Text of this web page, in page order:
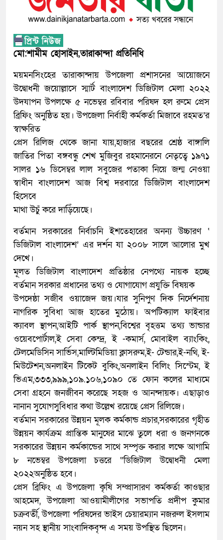
মো:শামীম হোসাইন,তারাকান্দা প্রতিনিধি
ময়মনসিংহের তারাকান্দায় উপজেলা প্রশাসনের আয়োজনে
উদ্বোধনী জয়োল্লাসে স্মার্ট বাংলাদেশ ডিজিটাল মেলা ২০২২
উদযাপন উপলক্ষে ৫ নভেম্বর রবিবার পরিষদ হল রুমে প্রেস
ব্রিফিং অনুষ্ঠিত হয়। উপজেলা নির্বাহী কর্মকর্তা মিজাবে রহমত’র
স্বাক্ষরিত
প্রেস রিলিজ থেকে জানা যায়,হাজার বছরের শ্রেষ্ঠ বাঙ্গালি
জাতির পিতা বঙ্গবন্ধু শেখ মুজিবুর রহমানেরনে নেতৃত্বে ১৯৭১
সালর ১৬ ডিসেম্বর লাল সবুজের পতাকা নিয়ে জন্ম নেওয়া
স্বাধীন বাংলাদেশ আজ বিশ্ব দরবারে ডিজিটাল বাংলাদেশ
হিসেবে
মাথা উচুঁ করে দাড়িঁয়েছে।
বর্তমান সরকারের নির্বাচনি ইশতেহারের অনন্য উচ্চারণ ‘
ডিজিটাল বাংলাদেশ’ এর দর্শন যা ২০০৮ সালে আলোর মুখ
দেখে।
মূলত ডিজিটাল বাংলাদেশ প্রতিষ্ঠার নেপথ্যে নায়ক হচ্ছে
বর্তমান সরকার প্রধানের তথ্য ও যোগাযোগ প্রযুক্তি বিষয়ক
উপদেষ্ঠা সজীব ওয়াজেদ জয়।যার সুনিপুণ দিক নির্দেশনায়
নাগরিক সুবিধা আজ হাতের মুঠোয়। অপটিক্যাল ফাইবার
ক্যাবল স্থাপন,আইটি পার্ক স্থাপন,বিশ্বের বৃহত্তম তথ্য ভান্ডার
ওয়েবপোর্টাল,ই সেবা কেন্দ্র, ই -কমার্স, মোবাইল ব্যাংকিং,
টেলমেডিসিন সার্ভিস,মাল্টিমিডিয়া ক্লাসরুম,ই- টেন্ডার,ই-নথি, ই-
মিউটেশন,অনলাইন টিকেট বুকিং,অনলাইন বিলিং সিস্টেম, ই
ভিএম,৩৩৩,৯৯৯,১০৯.১০৬,১০৯০ তে ফোন কলের মাধ্যমে
সেবা গ্রহনে জনজীবন করেছে সহজ ও আনন্দায়ক। এছাড়াও
নানান সুযোগসুবিধার কথা উল্লেখ রয়েছে প্রেস রিলিজে।
বর্তমান সরকারের উন্নয়ন মূলক কর্মকান্ড প্রচার,সরকারের গৃহীত
উন্নয়ন কার্যক্রম প্রান্তিক মানুষের মাঝে তুলে ধরা ও জনগনকে
সরকারের উন্নয়ন কর্মকান্ডের সাথে সম্পৃক্ত করার লক্ষে আগামি
৮ নভেম্বর উপজেলা চত্তরে “ডিজিটাল উদ্বোধনী মেলা
২০২২অনুষ্ঠিত হবে।
প্রেস ব্রিফিং এ উপজেলা কৃষি সম্প্রাসারণ কর্মকর্তা কাওছার
আহমেদ, উপজেলা আওয়ামীলীগের সভাপতি প্রদীপ কুমার
চক্রবর্তী, উপজেলা পরিষদের ভাইস চেয়ারম্যান নজরুল ইসলাম
নয়ন সহ স্থানীয় সাংবাদিকবৃন্দ এ সময় উপস্থিত ছিলেন।